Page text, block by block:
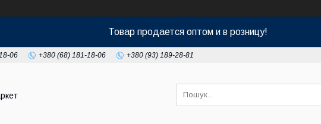
Товар продается оптом и в розницу!
06 +380 (68) 181-18-06 +380 (93) 189-28-81